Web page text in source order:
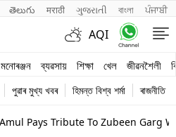
తెలుగు मराठी ગુજરાતી বাংলা ਪੰਜਾਬੀ
AQI
মনোৰঞ্জন ব্যৱসায় শিক্ষা খেল জীৱনশৈলী
পুৱাৰ মুখ্য খবৰ হিমন্ত বিশ্ব শৰ্মা ৰাজনীতি
Pays Tribute To Zubeen Garg